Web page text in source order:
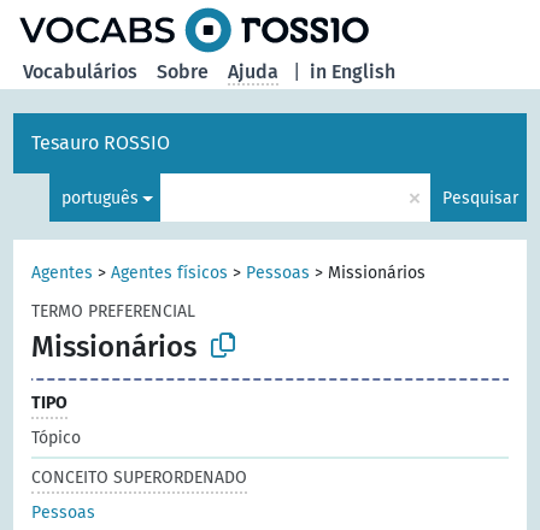
in English
Vocabulários Sobre Ajuda
Tesauro ROSSIO
português × Pesquisar
Agentes >Agentes físicos > Pessoas > Missionários
TERMO PREFERENCIAL
Missionários
TIPO
Tópico
CONCEITO SUPERORDENADO
Pessoas